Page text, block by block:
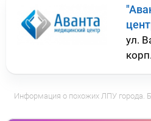
ул.
Информация о похожих ЛПУ города.